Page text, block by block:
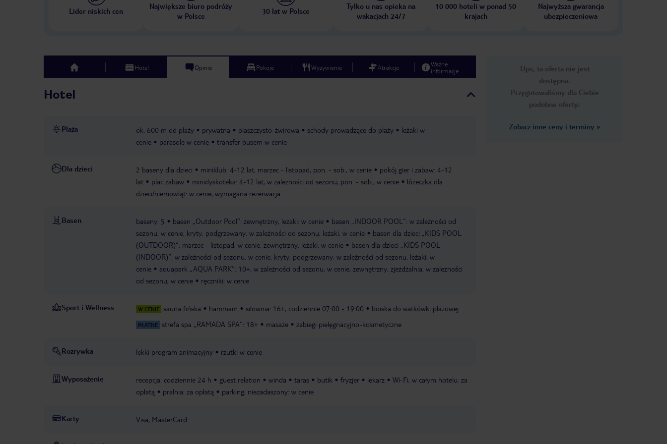
Lider niskich cen
Największe biuro podróży
w Polsce
30 lat w Polsce
Tylko u nas opieka na
wakacjach 24/7
10 000 hoteli w ponad 50
krajach
Najwyższa gwarancja
ubezpieczeniowa
top Hotel Opinie Pokoje Wyżywienie Atrakcje
Ważne
informacje
Hotel
Plaża ok. 600 m od plaży prywatna piaszczysto-żwirowa schody prowadzące do plaży
leżaki w
cenie
parasole w cenie transfer busem w cenie
Dla dzieci 2 baseny dla dzieci miniklub: 4-12 lat, marzec - listopad, pon. - sob., w cenie
pokój gier i zabaw: 4-12
lat
plac zabaw minidyskoteka: 4-12 lat, w zależności od sezonu, pon. - sob., w cenie
łóżeczka dla
dzieci/niemowląt: w cenie, wymagana rezerwacja
Basen baseny: 5 basen „Outdoor Pool“: zewnętrzny, leżaki: w cenie
basen „INDOOR POOL“: w zależności od
sezonu, w cenie, kryty, podgrzewany: w zależności od sezonu, leżaki: w cenie
basen dla dzieci „KIDS POOL
(OUTDOOR)“: marzec - listopad, w cenie, zewnętrzny, leżaki: w cenie
basen dla dzieci „KIDS POOL
(INDOOR)“: w zależności od sezonu, w cenie, kryty, podgrzewany: w zależności od sezonu, leżaki: w
cenie
aquapark „AQUA PARK“: 10+, w zależności od sezonu, w cenie, zewnętrzny, zjeżdżalnia: w zależności
od sezonu, w cenie
ręczniki: w cenie
Sport i Wellness W CENIE sauna fińska hammam siłownia: 16+, codziennie 07:00 - 19:00 boiska do siatkówki plażowej
PŁATNE strefa spa „RAMADA SPA“: 18+ masaże zabiegi pielęgnacyjno-kosmetyczne
Rozrywka lekki program animacyjny rzutki w cenie
Wyposażenie recepcja: codziennie 24 h guest relation winda taras butik fryzjer lekarz
Wi-Fi, w całym hotelu: za
opłatą
pralnia: za opłatą parking, niezadaszony: w cenie
Karty Visa, MasterCard
Ups, ta oferta nie jest
dostępna.
Przygotowaliśmy dla Ciebie
podobne oferty:
Zobacz inne ceny i terminy »